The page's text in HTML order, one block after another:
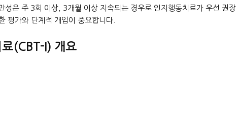
성은 주 3회 이상, 3개월 이상 지속되는 경우로 인지행동치료가 우선 권장
평가와 단계적 개입이 중요합니다.
(CBT-I) 개요